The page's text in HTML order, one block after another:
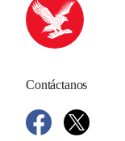
Contáctanos